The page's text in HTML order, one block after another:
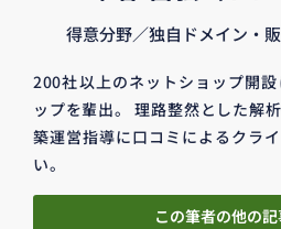
得意分野／独自ドメイン・
200社以上のネットショップ開
ップを輩出。 理路整然とした解
築運営指導に口コミによるクラ
い。
この筆者の他の